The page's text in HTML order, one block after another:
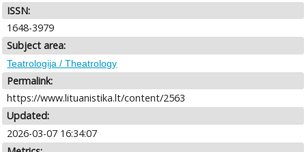
ISSN:
1648-3979
Subject area:
Teatrologija / Theatrology
Permalink:
https://www.lituanistika.lt/content/2563
Updated:
2026-03-07 16:34:07